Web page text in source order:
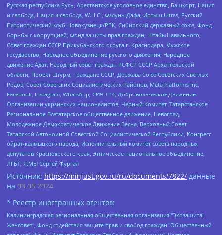
Русская республика Русь, Арестантское уголовное единство, Башкорт, Нация
и свобода, Нация и свобода, W.H.С., Фалунь Дафа, Иртыш Ultras, Русский
Патриотический клуб-Новокузнецк/РПК, Сибирский державный союз, Фонд
борьбы с коррупцией, Фонд защиты прав граждан, Штабы Навального,
Совет граждан СССР Прикубанского округа г. Краснодара, Мужское
государство, Народное объединение русского движения, Народное
движение Адат, Народный совет граждан РСФСР СССР Архангельской
области, Проект Штурм, Граждане СССР, Держава Союз Советских Светлых
Родов, Совет Советских Социалистических Районов, Meta Platforms Inc,
Facebook, Instagram, WhatsApp, СИЧ-С14, Добровольческое Движение
Организации украинских националистов, Черный Комитет, Татарстанское
Региональное Всетатарское общественное движение, Невоград,
Молодежное Демократическое Движение Весна, Верховный Совет
Татарской Автономной Советской Социалистической Республики, Конгресс
ойрат-калмыцкого народа, Исполнительный комитет совета народных
депутатов Красноярского края, Этническое национальное объединение,
ЛГБТ, Я.МЫ Сергей Фургал
Источник: https://minjust.gov.ru/ru/documents/7822/ данные
на 03.05.2024
* Реестр иностранных агентов:
Калининградская региональная общественная организация "Экозащита!-Женсовет", Фонд содействия защите прав и свобод граждан "Общественный вердикт", Фонд "Институт Развития Свободы Информации", Частное учреждение "Информационное агентство МЕМО. РУ", Региональная общественная организация "Общественная комиссия по сохранению наследия академика Сахарова", Фонд поддержки свободы прессы, Санкт-Петербургская общественная правозащитная организация "Гражданский контроль", Межрегиональная общественная организация "Информационно-просветительский центр "Мемориал", Региональный Фонд "Центр Защиты Прав Средств Массовой Информации", с 05.12.2023 Фонд "Центр Защиты Прав Средств массовой информации", Региональная общественная благотворительная организация помощи беженцам и мигрантам "Гражданское содействие", Негосударственное образовательное учреждение дополнительного профессионального образования (повышение квалификации) специалистов "АКАДЕМИЯ ПО ПРАВАМ ЧЕЛОВЕКА", Свердловская региональная общественная организация "Сутяжник", Автономная некоммерческая организация "Центр независимых социологических исследований", Союз общественных объединений "Российский исследовательский центр по правам человека", Региональное общественное учреждение научно-информационный центр "МЕМОРИАЛ", Некоммерческая организация "Фонд защиты гласности", Автономная некоммерческая организация "Институт прав человека", Городская общественная организация "Екатеринбургское общество "МЕМОРИАЛ", Городская общественная организация "Рязанское историко-просветительское и правозащитное общество "Мемориал" (Рязанский Мемориал), Челябинский региональный орган общественной самодеятельности – женское общественное объединение "Женщины Евразии", Челябинский региональный орган общественной самодеятельности "Уральская правозащитная группа", Фонд содействия защите здоровья и социальной справедливости имени Андрея Рылькова, Автономная Некоммерческая Организация "Аналитический Центр Юрия Левады", Автономная некоммерческая организация социальной поддержки населения "Проект Апрель", Региональная общественная организация помощи женщинам и детям, находящимся в кризисной ситуации "Информационно-методический центр "Анна", Фонд содействия развитию массовых коммуникаций и правовому просвещению "Так-так-Так", Фонд содействия устойчивому развитию "Серебряная тайга", Свердловский региональный общественный фонд социальных проектов "Новое время", "Idel.Реалии", Кавказ.Реалии, Крым.Реалии, Телеканал Настоящее Время, Татаро-башкирская служба Радио Свобода (Azatliq Radiosi), Радио Свободная Европа/Радио Свобода (PCE/PC), "Сибирь.Реалии", "Фактограф", Благотворительный фонд помощи осужденным и их семьям, Автономная некоммерческая организация "Институт глобализации и социальных движений", Фонд "В защиту прав заключенных", Частное учреждение "Центр поддержки и содействия развитию средств массовой информации", Пензенский региональный общественный благотворительный фонд "Гражданский союз", "Север.Реалии", Некоммерческая организация Фонд "Правовая инициатива", Общество с ограниченной ответственностью "Радио Свободная Европа/Радио Свобода", Чешское информационное агентство "MEDIUM-ORIENT", Красноярская региональная общественная организация "Мы против СПИДа", Камалягин Денис Николаевич, Маркелов Сергей Евгеньевич, Пономарев Лев Александрович, Савицкая Людмила Алексеевна, Автономная некоммерческая организация "Центр по работе с проблемой насилия "НАСИЛИЮ.НЕТ", Межрегиональный профессиональный союз работников здравоохранения "Альянс врачей", Юридическое лицо, зарегистрированное в Латвийской Республике, SIA "Medusa Project" (регистрационный номер 40103797863, дата регистрации 10.06.2014), Некоммерческая организация "Фонд по борьбе с коррупцией", Автономная некоммерческая организация "Институт права и публичной политики", Баданин Роман Сергеевич, Гликин Максим Александрович, Железнова Мария Михайловна, Лукьянова Юлия Сергеевна, Маетная Елизавета Витальевна, Маняхин Петр Борисович, Чуракова Ольга Владимировна, Ярош Юлия Петровна, Юридическое лицо "The Insider SIA", зарегистрированное в Риге, Латвийская Республика (дата регистрации 26.06.2015), являющееся администратором доменного имени интернет-издания "The Insider SIA", https://theins.ru, Постернак Алексей Евгеньевич, Рубин Михаил Аркадьевич, Анин Роман Александрович, Юридическое лицо Istories fonds, зарегистрированное в Латвийской Республике (регистрационный номер 50008295751, дата регистрации 24.02.2020), Великовский Дмитрий Александрович, Долинина Ирина Николаевна, Мароховская Алеся Алексеевна, Шлейнов Роман Юрьевич, Шмагун Олеся Валентиновна, Общество с ограниченной ответственностью "Альтаир 2021", Общество с ограниченной ответственностью "Вега 2021", Общество с ограниченной ответственностью "Главный редактор 2021", Общество с ограниченной ответственностью "Ромашки монолит", Важенков Артем Валерьевич, Ивановская областная общественная организация "Центр гендерных исследований", Гурман Юрий Альбертович, Медиапроект "ОВД-Инфо", Егоров Владимир Владимирович, Жилинский Владимир Александрович, Общество с ограниченной ответственностью "ЗП", Иванова София Юрьевна, Карезина Инна Павловна, Кильтау Екатерина Викторовна, Петров Алексей Викторович, Пискунов Сергей Евгеньевич, Смирнов Сергей Сергеевич, Тихонов Михаил Сергеевич, Общество с ограниченной ответственностью "ЖУРНАЛИСТ-ИНОСТРАННЫЙ АГЕНТ", Арапова Галина Юрьевна, Вольтская Татьяна Анатольевна, Американская компания "Mason G.E.S. Anonymous Foundation" (США), являющаяся владельцем интернет-издания https://mnews.world/, Компания "Stichting Bellingcat", зарегистрированная в Нидерландах (дата регистрации 11.07.2018), Захаров Андрей Вячеславович, Клепиковская Екатерина Дмитриевна, Общество с ограниченной ответственностью "МЕМО", Перл Роман Александрович, Симонов Евгений Алексеевич, Соловьева Елена Анатольевна, Сотников Даниил Владимирович, Сурначева Елизавета Дмитриевна, Автономная некоммерческая организация по защите прав человека и информированию населения "Якутия – Наше Мнение", Общество с ограниченной ответственностью "Москоу диджитал медиа", с 26.01.2023 Общество с ограниченной ответственностью "Чайка Белые сады", Ветошкина Валерия Валерьевна, Заговора Максим Александрович, Межрегиональное общественное движение "Российская ЛГБТ - сеть", Оленичев Максим Владимирович, Павлов Иван Юрьевич, Скворцова Елена Сергеевна, Общество с ограниченной ответственностью "Как бы инагент", Кочетков Игорь Викторович, Общество с ограниченной ответственностью "Честные выборы", Еланчик Олег Александрович, Общество с ограниченной ответственностью "Нобелевский призыв", Гималова Регина Эмилевна, Григорьев Андрей Валерьевич, Григорьева Алина Александровна, Ассоциация по содействию защите прав призывников, альтернативнослужащих и военнослужащих "Правозащитная группа "Гражданин.Армия.Право", Хисамова Регина Фаритовна, Автономная некоммерческая организация по реализации социально-правовых программ "Лилит", Дальневосточное общественное движение "Маяк", Санкт-Петербургская ЛГБТ-инициативная группа "Выход", Инициативная группа ЛГБТ+ "Реверс", Алексеев Андрей Викторович, Бекбулатова Таисия Львовна, Беляев Иван Михайлович, Владыкина Елена Сергеевна, Гельман Марат Александрович, Никульшина Вероника Юрьевна, Толоконникова Надежда Андреевна, Шендерович Виктор Анатольевич, Общество с ограниченной ответственностью "Данное сообщение", Общество с ограниченной ответственностью Издательский дом "Новая глава", Айнбиндер Александра Александровна, Московский комьюнити-центр для ЛГБТ+инициатив, Благотворительный фонд развития филантропии, Deutsche Welle (Германия, Kurt-Schumacher-Strasse 3, 53113 Bonn), Борзунова Мария Михайловна, Воробьев Виктор Викторович, Голубева Анна Львовна, Константинова Алла Михайловна, Малкова Ирина Владимировна, Мурадов Мурад Абдулгалимович, Осетинская Елизавета Николаевна, Понасенков Евгений Николаевич, Ганапольский Матвей Юрьевич, Киселев Евгений Алексеевич, Борухович Ирина Григорьевна, Дремин Иван Тимофеевич, Дубровский Дмитрий Викторович, Красноярская региональная общественная организация поддержки и развития альтернативных образовательных технологий и межкультурных коммуникаций "ИНТЕРРА", Маяковская Екатерина Алексеевна, Фейгин Марк Захарович, Филимонов Андрей Викторович, Дзугкоева Регина Николаевна, Доброхотов Роман Александрович, Дудь Юрий Александрович, Елкин Сергей Владимирович, Кругликов Кирилл Игоревич, Сабунаева Мария Леонидовна, Семенов Алексей Владимирович, Шаинян Карен Багратович, Шульман Екатерина Михайловна, Асафьев Артур Валерьевич, Вахштайн Виктор Семенович, Венедиктов Алексей Алексеевич, Лушникова Екатерина Евгеньевна, Волков Леонид Михайлович, Невзоров Александр Глебович, Пархоменко Сергей Борисович, Сироткин Ярослав Николаевич, Кара-Мурза Владимир Владимирович, Баранова Наталья Владимировна, Гозман Леонид Яковлевич, Кагарлицкий Борис Юльевич, Климарев Михаил Валерьевич, Милов Владимир Станиславович, Автономная некоммерческая организация Краснодарский центр современного искусства "Типография", Моргенштерн Алишер Тагирович, Соболь Любовь Эдуардовна, Общество с ограниченной ответственностью "ЛИЗА НОРМ", Каспаров Гарри Кимович, Ходорковский Михаил Борисович, Общество с ограниченной ответственностью "Апрельские тезисы", Данилович Ирина Брониславовна, Кашин Олег Владимирович, Петров Николай Владимирович, Пивоваров Алексей Владимирович, Соколов Михаил Владимирович, Цветкова Юлия Владимировна, Чичваркин Евгений Александрович, Комитет против пыток/Команда против пыток, Общество с ограниченной ответственностью "Первый научный", Общество с ограниченной ответственностью "Вертолет и ко", Белоцерковская Вероника Борисовна, Кац Максим Евгеньевич, Лазарева Татьяна Юрьевна, Шаведдинов Руслан Табризович, Яшин Илья Валерьевич, Общество с ограниченной ответственностью "Иноагент ААВ", Алешковский Дмитрий Петрович, Альбац Евгения Марковна, Быков Дмитрий Львович, Галямина Юлия Евгеньевна, Лойко Сергей Леонидович, Мартынов Кирилл Константинович, Медведев Сергей Александрович, Крашенинников Федор Геннадиевич, Гордеева Катерина Вл